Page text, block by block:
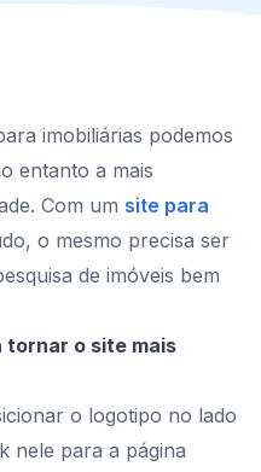
imobiliárias podemos
entanto a mais
Com um site para
o mesmo precisa ser
de imóveis bem
tornar o site mais
o logotipo no lado
nele para a página